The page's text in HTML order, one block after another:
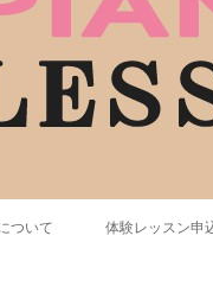
ついて 体験レッスン申